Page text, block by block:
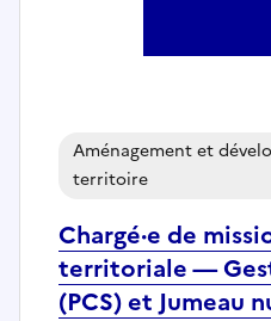
Chargé·e de
territoriale —
(PCS) et Jumeau
Aménagement et
territoire